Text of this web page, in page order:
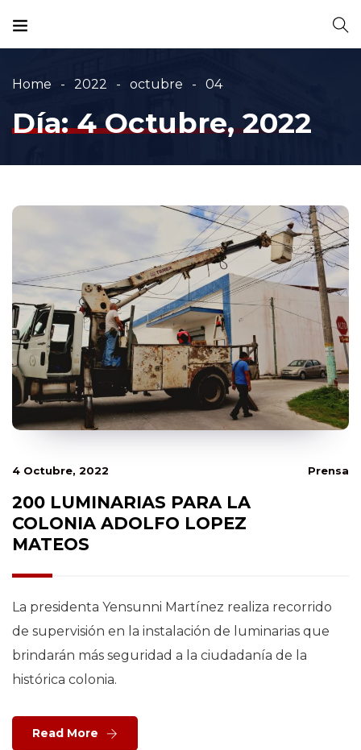
Home 2022 octubre 04
Día:4 Octubre, 2022
4 Octubre, 2022 Prensa
200 LUMINARIAS PARA LA
COLONIA ADOLFO LOPEZ
MATEOS
La presidenta Yensunni Martínez realiza recorrido
de supervisión en la instalación de luminarias que
brindarán más seguridad a la ciudadanía de la
histórica colonia.
Read More